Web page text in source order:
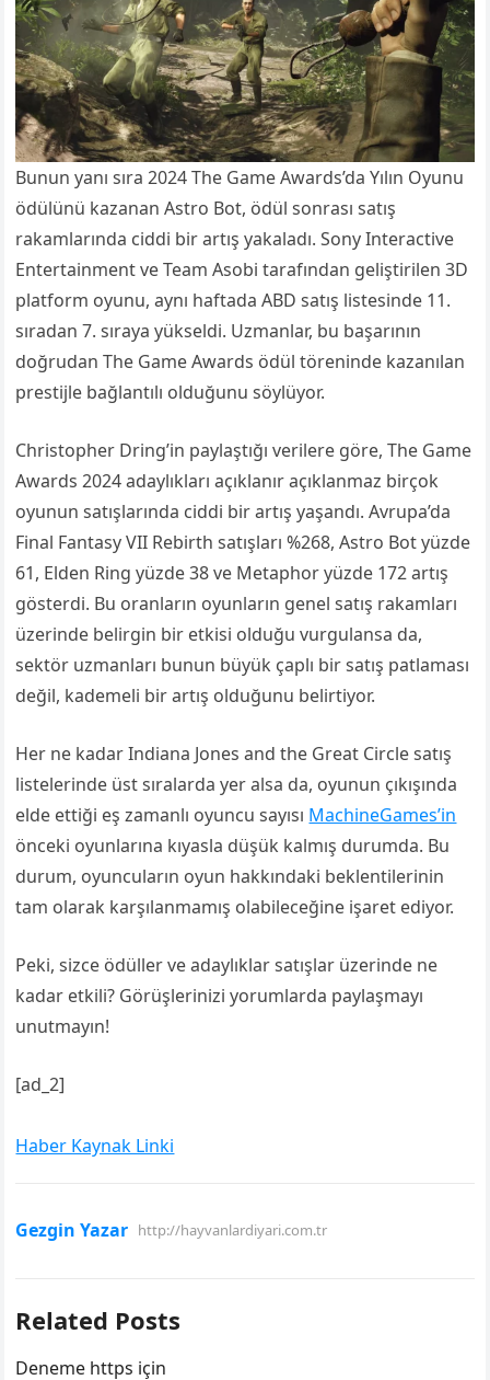
Bunun yanı sıra 2024 The Game Awards’da Yılın Oyunu
ödülünü kazanan Astro Bot, ödül sonrası satış
rakamlarında ciddi bir artış yakaladı. Sony Interactive
Entertainment ve Team Asobi tarafından geliştirilen 3D
platform oyunu, aynı haftada ABD satış listesinde 11.
sıradan 7. sıraya yükseldi. Uzmanlar, bu başarının
doğrudan The Game Awards ödül töreninde kazanılan
prestijle bağlantılı olduğunu söylüyor.
Christopher Dring’in paylaştığı verilere göre, The Game
Awards 2024 adaylıkları açıklanır açıklanmaz birçok
oyunun satışlarında ciddi bir artış yaşandı. Avrupa’da
Final Fantasy VII Rebirth satışları %268, Astro Bot yüzde
61, Elden Ring yüzde 38 ve Metaphor yüzde 172 artış
gösterdi. Bu oranların oyunların genel satış rakamları
üzerinde belirgin bir etkisi olduğu vurgulansa da,
sektör uzmanları bunun büyük çaplı bir satış patlaması
değil, kademeli bir artış olduğunu belirtiyor.
Her ne kadar Indiana Jones and the Great Circle satış
listelerinde üst sıralarda yer alsa da, oyunun çıkışında
elde ettiği eş zamanlı oyuncu sayısı MachineGames’in
önceki oyunlarına kıyasla düşük kalmış durumda. Bu
durum, oyuncuların oyun hakkındaki beklentilerinin
tam olarak karşılanmamış olabileceğine işaret ediyor.
Peki, sizce ödüller ve adaylıklar satışlar üzerinde ne
kadar etkili? Görüşlerinizi yorumlarda paylaşmayı
unutmayın!
[ad_2]
Haber Kaynak Linki
Gezgin Yazar http://hayvanlardiyari.com.tr
Related Posts
Deneme https için